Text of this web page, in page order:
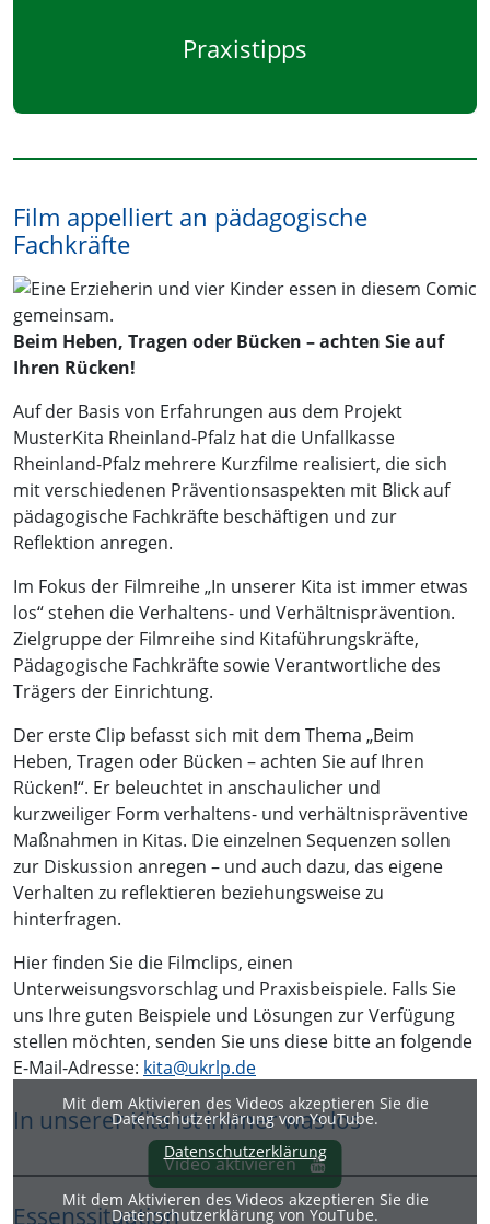
Praxistipps
Film appelliert an pädagogische
Fachkräfte
Beim Heben, Tragen oder Bücken – achten Sie auf
Ihren Rücken!
Auf der Basis von Erfahrungen aus dem Projekt
MusterKita Rheinland-Pfalz hat die Unfallkasse
Rheinland-Pfalz mehrere Kurzfilme realisiert, die sich
mit verschiedenen Präventionsaspekten mit Blick auf
pädagogische Fachkräfte beschäftigen und zur
Reflektion anregen.
Im Fokus der Filmreihe „In unserer Kita ist immer etwas
los“ stehen die Verhaltens- und Verhältnisprävention.
Zielgruppe der Filmreihe sind Kitaführungskräfte,
Pädagogische Fachkräfte sowie Verantwortliche des
Trägers der Einrichtung.
Der erste Clip befasst sich mit dem Thema „Beim
Heben, Tragen oder Bücken – achten Sie auf Ihren
Rücken!“. Er beleuchtet in anschaulicher und
kurzweiliger Form verhaltens- und verhältnispräventive
Maßnahmen in Kitas. Die einzelnen Sequenzen sollen
zur Diskussion anregen – und auch dazu, das eigene
Verhalten zu reflektieren beziehungsweise zu
hinterfragen.
Hier finden Sie die Filmclips, einen
Unterweisungsvorschlag und Praxisbeispiele. Falls Sie
uns Ihre guten Beispiele und Lösungen zur Verfügung
stellen möchten, senden Sie uns diese bitte an folgende
E-Mail-Adresse: kita@ukrlp.de
In unserer Kita ist immer was los
Video aktivieren
Mit dem Aktivieren des Videos akzeptieren Sie die
Datenschutzerklärung von YouTube.
Datenschutzerklärung
Essenssituation
Mit dem Aktivieren des Videos akzeptieren Sie die
Datenschutzerklärung von YouTube.